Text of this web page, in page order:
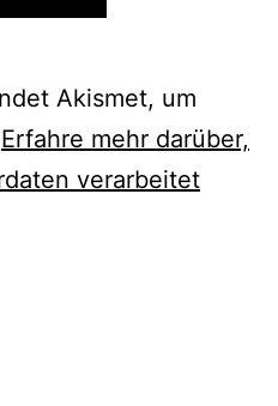
Akismet, um
Erfahre mehr darüber,
verarbeitet